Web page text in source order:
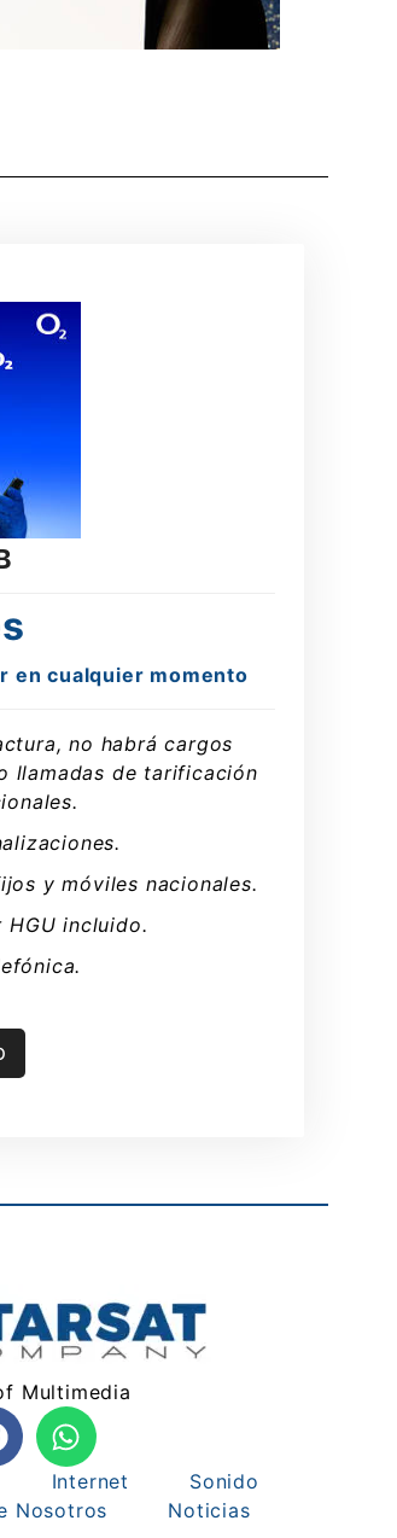
en cualquier momento
no habrá cargos
llamadas de tarificación
y móviles nacionales.
incluido.
Multimedia
Internet
Sonido
Nosotros Noticias